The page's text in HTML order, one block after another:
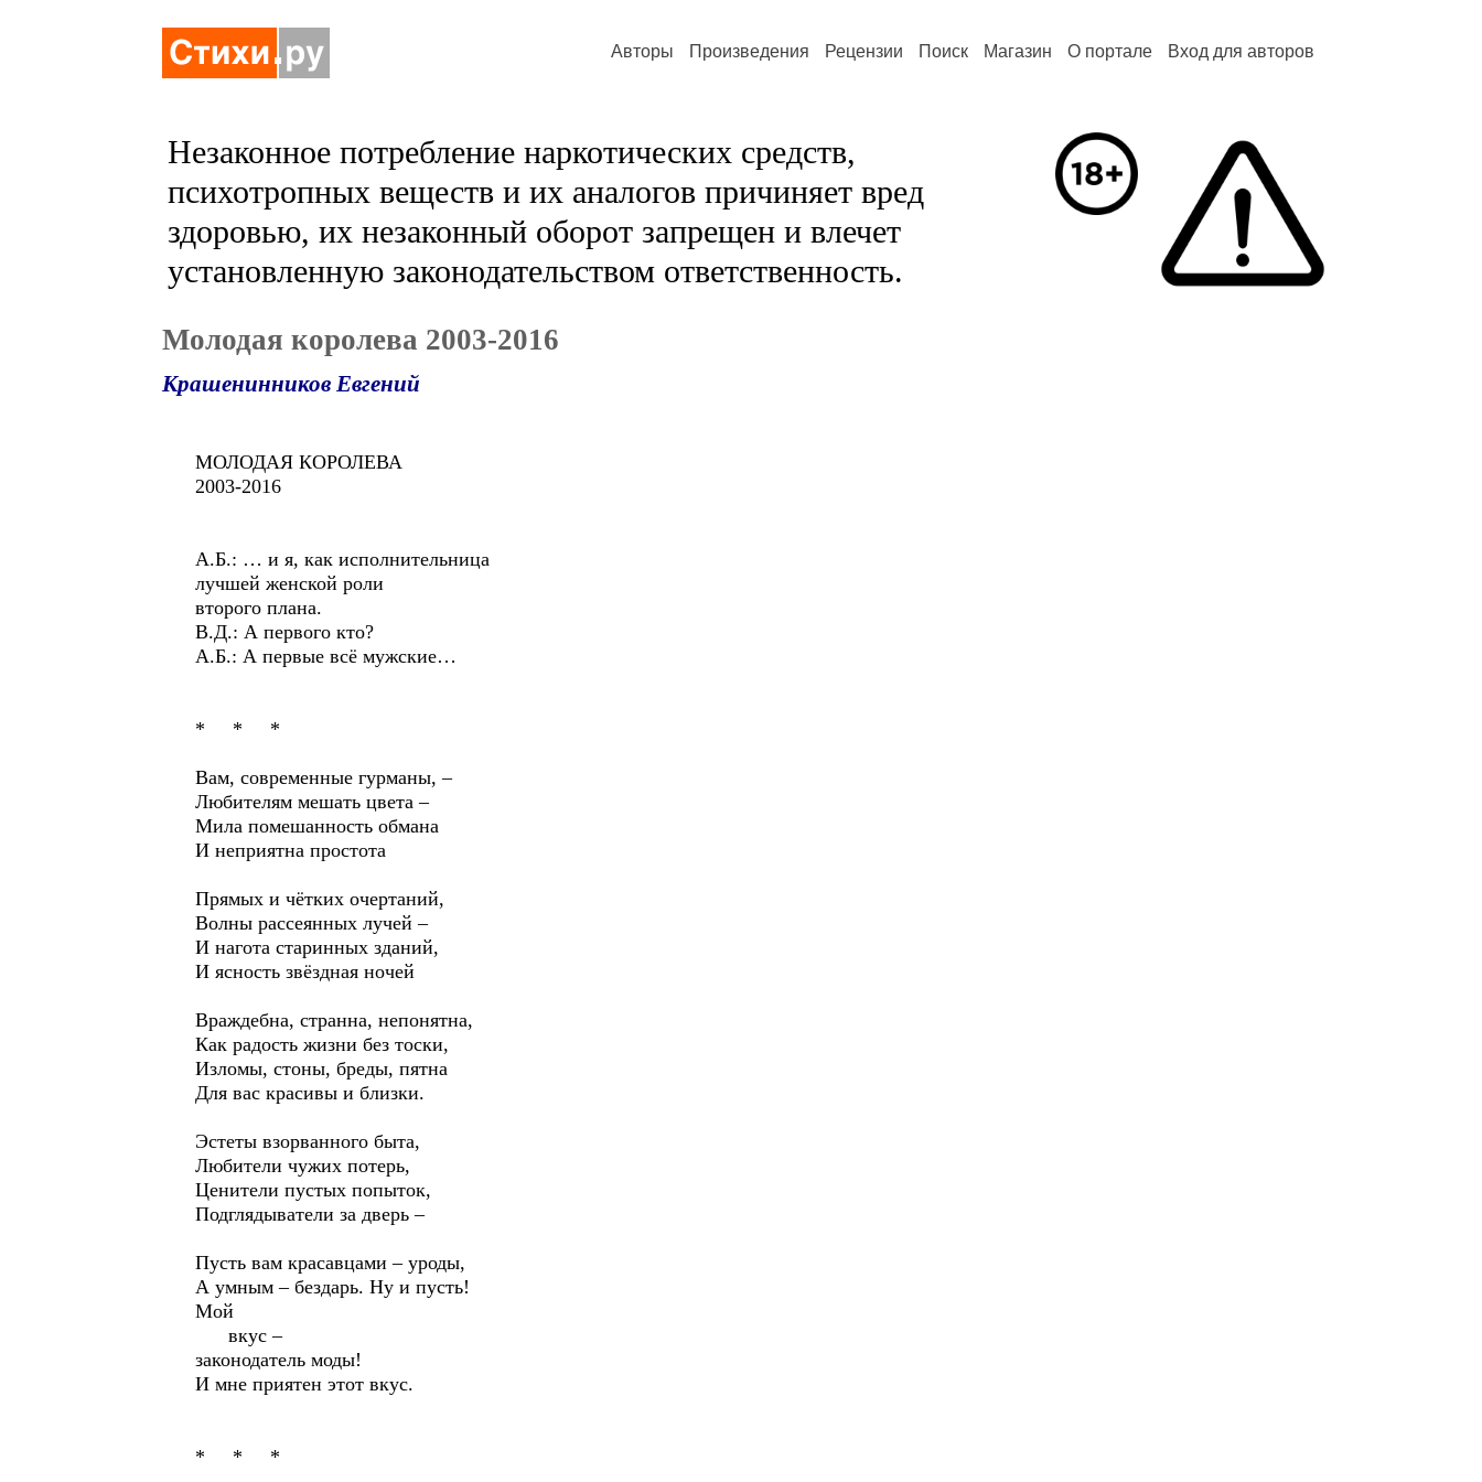
Авторы Произведения Рецензии Поиск Магазин О портале Вход для авторов
Незаконное потребление наркотических средств,
психотропных веществ и их аналогов причиняет вред
здоровью, их незаконный оборот запрещен и влечет
установленную законодательством ответственность.
Молодая королева 2003-2016
Крашенинников Евгений
МОЛОДАЯ КОРОЛЕВА
2003-2016
А.Б.: … и я, как исполнительница
лучшей женской роли
второго плана.
В.Д.: А первого кто?
А.Б.: А первые всё мужские…
* * *
Вам, современные гурманы, –
Любителям мешать цвета –
Мила помешанность обмана
И неприятна простота
Прямых и чётких очертаний,
Волны рассеянных лучей –
И нагота старинных зданий,
И ясность звёздная ночей
Враждебна, странна, непонятна,
Как радость жизни без тоски,
Изломы, стоны, бреды, пятна
Для вас красивы и близки.
Эстеты взорванного быта,
Любители чужих потерь,
Ценители пустых попыток,
Подглядыватели за дверь –
Пусть вам красавцами – уроды,
А умным – бездарь. Ну и пусть!
Мой
вкус –
законодатель моды!
И мне приятен этот вкус.
* * *